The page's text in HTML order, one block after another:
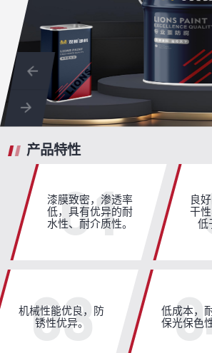
产品特性
01
漆膜致密，渗透率
低，具有优异的耐
水性、耐介质性。
良
干
低
03
机械性能优良，防
锈性优异。
低成本，
保光保色